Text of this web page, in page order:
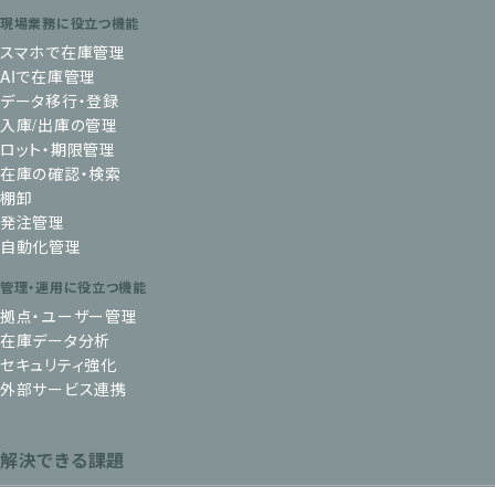
現場業務に役立つ機能
スマホで在庫管理
AIで在庫管理
データ移行・登録
入庫/出庫の管理
ロット・期限管理
在庫の確認・検索
棚卸
発注管理
自動化管理
管理・運用に役立つ機能
拠点・ユーザー管理
在庫データ分析
セキュリティ強化
外部サービス連携
解決できる課題